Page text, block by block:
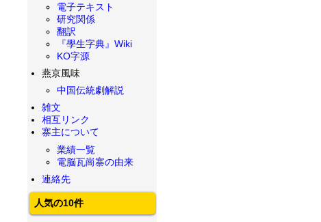
電子テキスト
研究関係
翻訳
『學生字典』Wiki
KO字源
燕京風味
中国伝統劇解説
雑文
相互リンク
寨主について
業績一覧
電脳瓦崗寨の由来
連絡先
人気の10件